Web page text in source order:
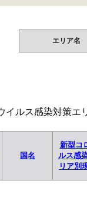
エリア名
イルス感染対策エ
国名
新型コ
ルス感
リア別